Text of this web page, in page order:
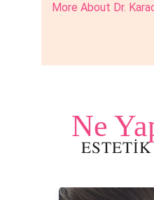
More About Dr.
Ne